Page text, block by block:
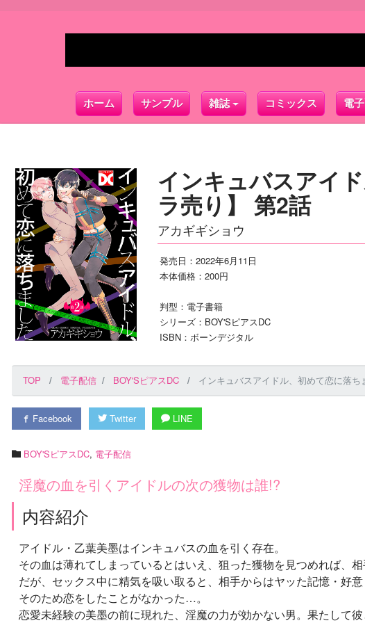
ホーム サンプル 雑誌 コミックス 電
インキュバスアイ
ラ売り】 第2話
アカギギショウ
発売日：2022年6月11日
本体価格：200円
判型：電子書籍
シリーズ：BOY'SピアスDC
ISBN：ボーンデジタル
TOP 電子配信 BOY'SピアスDC インキュバスアイドル、初めて恋に落
Facebook Twitter LINE
BOY'SピアスDC, 電子配信
淫魔の血を引くアイドルの次の獲物は誰!?
内容紹介
アイドル・乙葉美墨はインキュバスの血を引く存在。
その血は薄れてしまっているとはいえ、狙った獲物を見つめれば、相
だが、セックス中に精気を吸い取ると、相手からはヤッた記憶・好意
そのため恋をしたことがなかった…。
恋愛未経験の美墨の前に現れた、淫魔の力が効かない男。果たして